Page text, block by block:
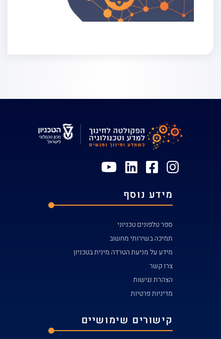
מידע נוסף
ספר טלפונים טכניוני
תמיכה בשירותי מחשוב
מידע על מניעת הטרדה מינית בטכניון
צרו קשר
הצהרת נגישות
מדיניות פרטיות
קישורים שימושיים